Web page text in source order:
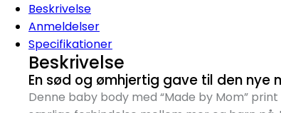
Beskrivelse
Anmeldelser
Specifikationer
Beskrivelse
En sød og ømhjertig gave til den nye
Denne baby body med “Made by Mom”